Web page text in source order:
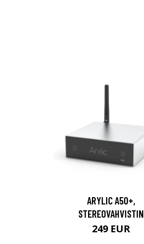
ARYLIC A50+,
STEREOVAHVISTIN
249 EUR